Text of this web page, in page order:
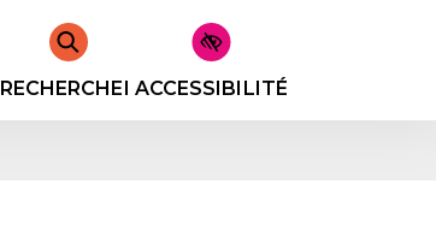
RECHERCHERACCESSIBILITÉ